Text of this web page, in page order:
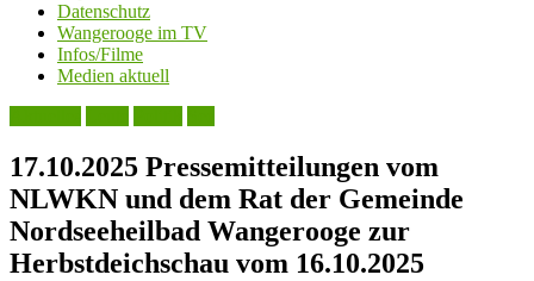
Datenschutz
Wangerooge im TV
Infos/Filme
Medien aktuell
17.10.2025 Pressemitteilungen vom
NLWKN und dem Rat der Gemeinde
Nordseeheilbad Wangerooge zur
Herbstdeichschau vom 16.10.2025